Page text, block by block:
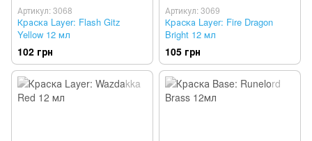
Артикул: 3068
Краска Layer: Flash Gitz
Yellow 12 мл
102 грн
Артикул: 3069
Краска Layer: Fire Dragon
Bright 12 мл
105 грн